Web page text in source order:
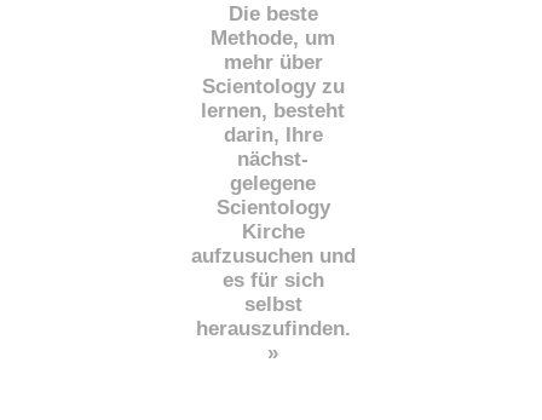
Die beste
Methode, um
mehr über
Scientology zu
lernen, besteht
darin, Ihre
nächst-
gelegene
Scientology
Kirche
aufzusuchen und
es für sich
selbst
herauszufinden.
»